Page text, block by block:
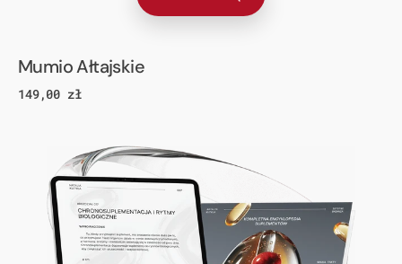
Mumio Ałtajskie
Cena
149,00 zł
chaosu